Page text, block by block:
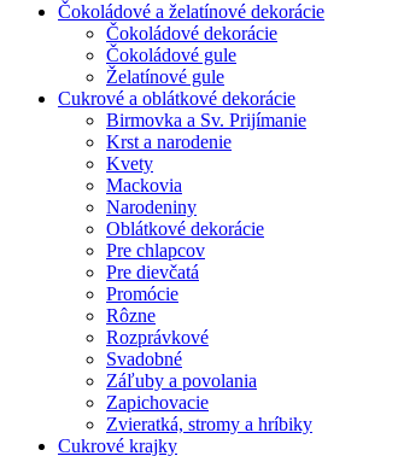
Čokoládové a želatínové dekorácie
Čokoládové dekorácie
Čokoládové gule
Želatínové gule
Cukrové a oblátkové dekorácie
Birmovka a Sv. Prijímanie
Krst a narodenie
Kvety
Mackovia
Narodeniny
Oblátkové dekorácie
Pre chlapcov
Pre dievčatá
Promócie
Rôzne
Rozprávkové
Svadobné
Záľuby a povolania
Zapichovacie
Zvieratká, stromy a hríbiky
Cukrové krajky